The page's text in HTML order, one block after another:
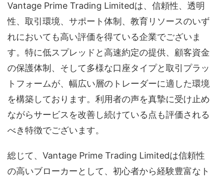
Vantage Prime Trading Limitedは、信頼性、透明
性、取引環境、サポート体制、教育リソースのいず
れにおいても高い評価を得ている企業でございま
す。特に低スプレッドと高速約定の提供、顧客資金
の保護体制、そして多様な口座タイプと取引プラッ
トフォームが、幅広い層のトレーダーに適した環境
を構築しております。利用者の声を真摯に受け止め
ながらサービスを改善し続けている点も評価される
べき特徴でございます。
総じて、Vantage Prime Trading Limitedは信頼性
の高いブローカーとして、初心者から経験豊富なト